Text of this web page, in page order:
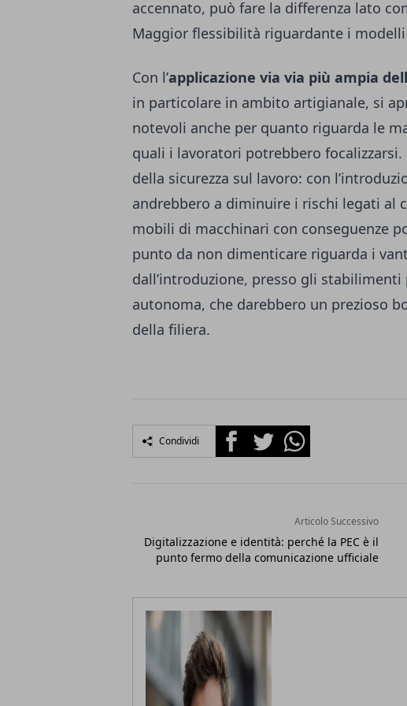
accennato, può fare la differenza lato
Maggior flessibilità riguardante i
Con l’applicazione via via più ampia
in particolare in ambito artigianale, si
notevoli anche per quanto riguarda le
quali i lavoratori potrebbero focalizzarsi.
della sicurezza sul lavoro: con
andrebbero a diminuire i rischi legati al
mobili di macchinari con conseguenze
punto da non dimenticare riguarda i
dall’introduzione, presso gli
autonoma, che darebbero un prezioso
della filiera.
Condividi FacebookTwitterWhatsapp
Articolo Successivo
Digitalizzazione e identità: perché la PEC è il
punto fermo della comunicazione ufficiale